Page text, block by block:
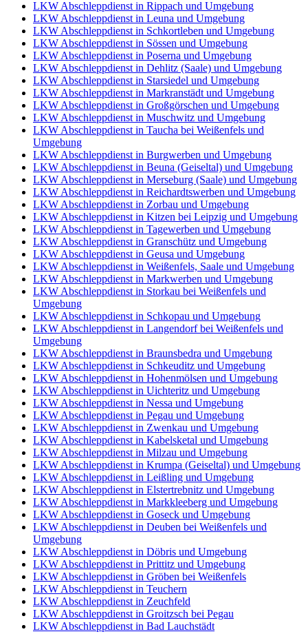
LKW Abschleppdienst in Rippach und Umgebung
LKW Abschleppdienst in Leuna und Umgebung
LKW Abschleppdienst in Schkortleben und Umgebung
LKW Abschleppdienst in Sössen und Umgebung
LKW Abschleppdienst in Poserna und Umgebung
LKW Abschleppdienst in Dehlitz (Saale) und Umgebung
LKW Abschleppdienst in Starsiedel und Umgebung
LKW Abschleppdienst in Markranstädt und Umgebung
LKW Abschleppdienst in Großgörschen und Umgebung
LKW Abschleppdienst in Muschwitz und Umgebung
LKW Abschleppdienst in Taucha bei Weißenfels und
Umgebung
LKW Abschleppdienst in Burgwerben und Umgebung
LKW Abschleppdienst in Beuna (Geiseltal) und Umgebung
LKW Abschleppdienst in Merseburg (Saale) und Umgebung
LKW Abschleppdienst in Reichardtswerben und Umgebung
LKW Abschleppdienst in Zorbau und Umgebung
LKW Abschleppdienst in Kitzen bei Leipzig und Umgebung
LKW Abschleppdienst in Tagewerben und Umgebung
LKW Abschleppdienst in Granschütz und Umgebung
LKW Abschleppdienst in Geusa und Umgebung
LKW Abschleppdienst in Weißenfels, Saale und Umgebung
LKW Abschleppdienst in Markwerben und Umgebung
LKW Abschleppdienst in Storkau bei Weißenfels und
Umgebung
LKW Abschleppdienst in Schkopau und Umgebung
LKW Abschleppdienst in Langendorf bei Weißenfels und
Umgebung
LKW Abschleppdienst in Braunsbedra und Umgebung
LKW Abschleppdienst in Schkeuditz und Umgebung
LKW Abschleppdienst in Hohenmölsen und Umgebung
LKW Abschleppdienst in Uichteritz und Umgebung
LKW Abschleppdienst in Nessa und Umgebung
LKW Abschleppdienst in Pegau und Umgebung
LKW Abschleppdienst in Zwenkau und Umgebung
LKW Abschleppdienst in Kabelsketal und Umgebung
LKW Abschleppdienst in Milzau und Umgebung
LKW Abschleppdienst in Krumpa (Geiseltal) und Umgebung
LKW Abschleppdienst in Leißling und Umgebung
LKW Abschleppdienst in Elstertrebnitz und Umgebung
LKW Abschleppdienst in Markkleeberg und Umgebung
LKW Abschleppdienst in Goseck und Umgebung
LKW Abschleppdienst in Deuben bei Weißenfels und
Umgebung
LKW Abschleppdienst in Döbris und Umgebung
LKW Abschleppdienst in Prittitz und Umgebung
LKW Abschleppdienst in Gröben bei Weißenfels
LKW Abschleppdienst in Teuchern
LKW Abschleppdienst in Zeuchfeld
LKW Abschleppdienst in Groitzsch bei Pegau
LKW Abschleppdienst in Bad Lauchstädt